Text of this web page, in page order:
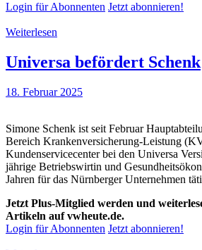
Login für Abonnenten Jetzt abonnieren!
Weiterlesen
Universa befördert Schenk
18. Februar 2025
Simone Schenk ist seit Februar
Bereich Krankenversicherung-Leistung
Kundenservicecenter bei den Universa
jährige Betriebswirtin und
Jahren für das Nürnberger Unternehmen
Jetzt Plus-Mitglied werden und
Artikeln auf vwheute.de.
Login für Abonnenten Jetzt abonnieren!